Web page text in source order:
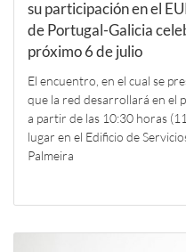
su participación en el
de Portugal-Galicia
próximo 6 de julio
El encuentro, en el cual se
que la red desarrollará en el
a partir de las 10:30 horas
lugar en el Edificio de
Palmeira